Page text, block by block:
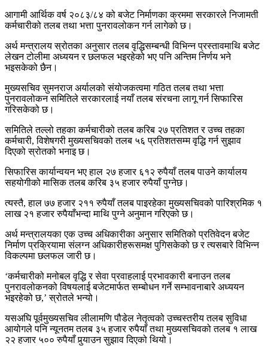
आगामी आर्थिक वर्ष २०८३/८४ को बजेट निर्माणका क्रममा सरकारले निजामती
कर्मचारीको तलब तथा भत्ता पुनरावलोकन गर्न लागेको छ।
अर्थ मन्त्रालय स्रोतका अनुसार तलब वृद्धिसम्बन्धी विभिन्न प्रस्तावमाथि बजेट
लेखन टोलीमा अध्ययन र छलफल भइरहेको भए पनि अन्तिम निर्णय भने
भइसकेको छैन।
मुख्यसचिव सुमनराज अर्यालको संयोजकत्वमा गठित तलब तथा भत्ता
पुनरावलोकन समितिले सरकारलाई नयाँ तलब संरचना लागू गर्न सिफारिस
गरिसकेको छ।
समितिले तल्लो तहका कर्मचारीको तलब करिब २७ प्रतिशत र उच्च तहका
कर्मचारी, विशेषगरी मुख्यसचिवको तलब ५६ प्रतिशतसम्म वृद्धि गर्न सुझाव
दिएको स्रोतको भनाइ छ।
सिफारिस कार्यान्वयन भए हाल २७ हजार ६१२ रुपैयाँ तलब पाउने कार्यालय
सहयोगीको मासिक तलब करिब ३५ हजार रुपैयाँ पुग्नेछ।
त्यस्तै, हाल ७७ हजार २११ रुपैयाँ तलब पाइरहेका मुख्यसचिवको पारिश्रमिक १
लाख २१ हजार रुपैयाँभन्दा माथि पुग्ने अनुमान गरिएको छ।
अर्थ मन्त्रालयका एक उच्च अधिकारीका अनुसार समितिको प्रतिवेदन बजेट
निर्माण प्रक्रियामा संलग्न अधिकारीहरूसमक्ष पुगिसकेको छ र त्यसबारे विभिन्न
विकल्पमा छलफल जारी छ।
‘कर्मचारीको मनोबल वृद्धि र सेवा प्रवाहलाई प्रभावकारी बनाउन तलब
पुनरावलोकनको विषयलाई बजेटमार्फत सम्बोधन गर्ने सम्भावनाबारे अध्ययन
भइरहेको छ,’ स्रोतले भन्यो।
यसअघि पूर्वमुख्यसचिव लीलामणि पौडेल नेतृत्वको उच्चस्तरीय तलब सुविधा
आयोगले पनि न्यूनतम तलब ३५ हजार रुपैयाँ तथा मुख्यसचिवको तलब १ लाख
२२ हजार ५०० रुपैयाँ पुर्‍याउन सुझाव दिएको थियो।